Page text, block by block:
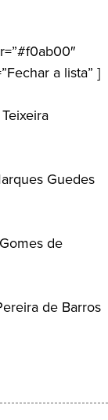
a lista” ]
Guedes
de
de Barros